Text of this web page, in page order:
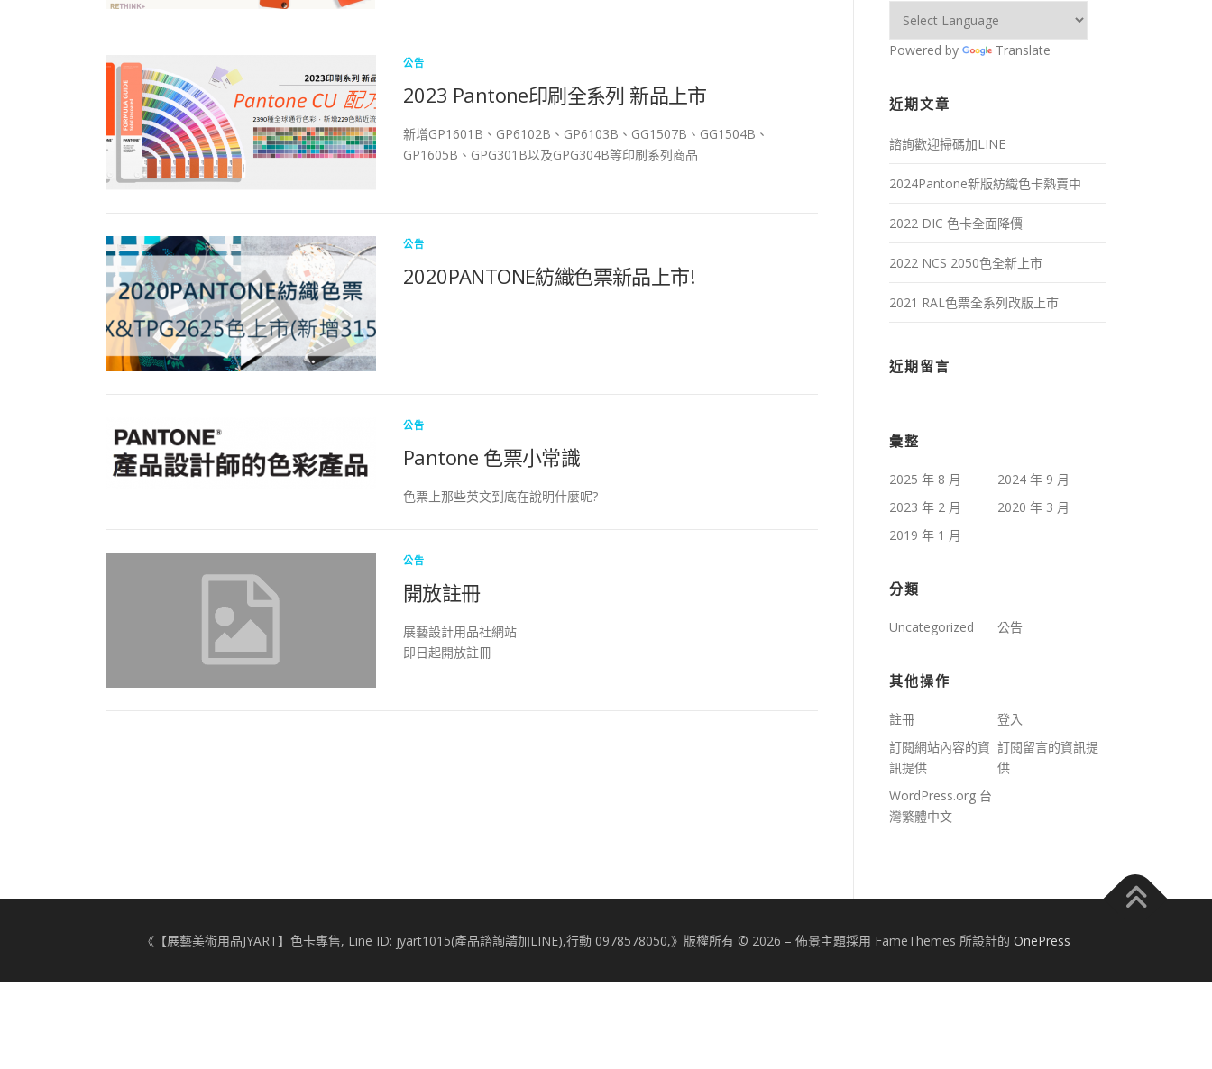
公告
2023 Pantone印刷全系列 新品上市
新增GP1601B、GP6102B、GP6103B、GG1507B、GG1504B、
GP1605B、GPG301B以及GPG304B等印刷系列商品
公告
2020PANTONE紡織色票新品上市!
公告
Pantone 色票小常識
色票上那些英文到底在說明什麼呢?
公告
開放註冊
展藝設計用品社網站
即日起開放註冊
Powered by Translate
近期文章
諮詢歡迎掃碼加LINE
2024Pantone新版紡織色卡熱賣中
2022 DIC 色卡全面降價
2022 NCS 2050色全新上市
2021 RAL色票全系列改版上市
近期留言
彙整
2025 年 8 月
2024 年 9 月
2023 年 2 月
2020 年 3 月
2019 年 1 月
分類
Uncategorized 公告
其他操作
註冊
登入
訂閱網站內容的資
訊提供
訂閱留言的資訊提
供
WordPress.org 台
灣繁體中文
《【展藝美術用品JYART】色卡專售, Line ID: jyart1015(產品諮詢請加LINE),行動 0978578050,》版權所有 © 2026 – 佈景主題採用 FameThemes 所設計的 OnePress